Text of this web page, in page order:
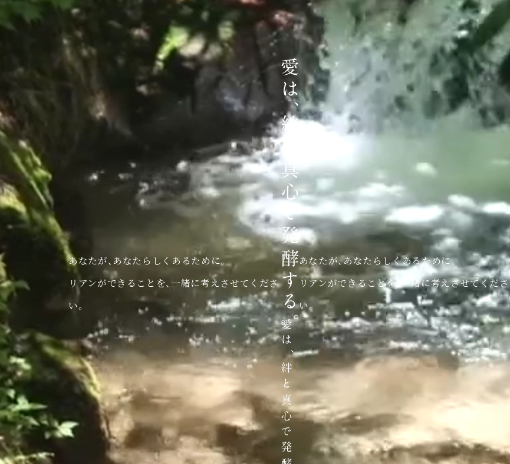
あなたが、あなたらしくあるために。
リアンができることを、一緒に考えさせてくださ
い。
あなたが、あなたらしくあるために。
リアンができることを、一緒に考えさせてくださ
い。